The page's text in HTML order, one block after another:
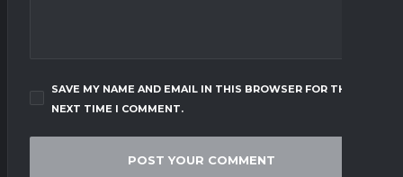
SAVE MY NAME AND EMAIL IN THIS BROWSER FOR THE
NEXT TIME I COMMENT.